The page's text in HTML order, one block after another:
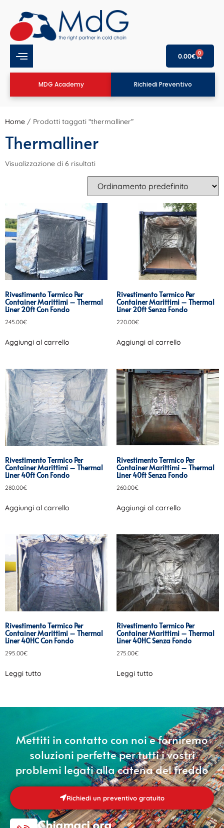
0.00€ 0
MDG Academy Richiedi Preventivo
Home / Prodotti taggati “thermalliner”
Thermalliner
Visualizzazione di 6 risultati
Rivestimento Termico Per
Container Marittimi – Thermal
Liner 20ft Con Fondo
245.00€
Aggiungi al carrello
Rivestimento Termico Per
Container Marittimi – Thermal
Liner 20ft Senza Fondo
220.00€
Aggiungi al carrello
Rivestimento Termico Per
Container Marittimi – Thermal
Liner 40ft Con Fondo
280.00€
Aggiungi al carrello
Rivestimento Termico Per
Container Marittimi – Thermal
Liner 40ft Senza Fondo
260.00€
Aggiungi al carrello
Rivestimento Termico Per
Container Marittimi – Thermal
Liner 40HC Con Fondo
295.00€
Leggi tutto
Rivestimento Termico Per
Container Marittimi – Thermal
Liner 40HC Senza Fondo
275.00€
Leggi tutto
Mettiti in contatto con noi e forniremo
soluzioni perfette per tutti i vostri
problemi legati alla catena del freddo
Richiedi un preventivo gratuito
Chiamaci ora